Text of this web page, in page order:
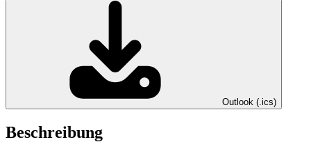
Outlook (.ics)
Beschreibung